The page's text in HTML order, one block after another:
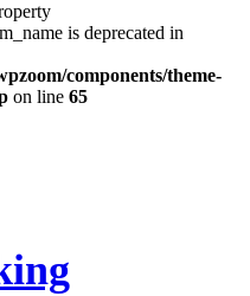
is deprecated in
components/theme-
on line 65